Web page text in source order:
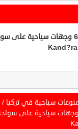
تعرف على افضل 6 وجهات سياحية
سياحية في تركيا /
تعرف على افضل 6 وجهات سياحية